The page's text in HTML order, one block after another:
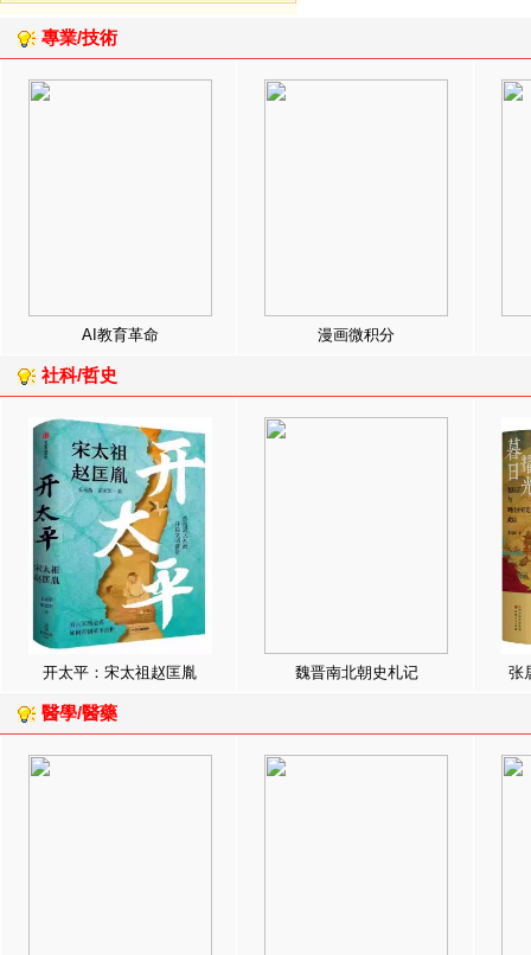
專業/技術
AI教育革命 漫画微积分
社科/哲史
开太平：宋太祖赵匡胤 魏晋南北朝史札记 张
醫學/醫藥